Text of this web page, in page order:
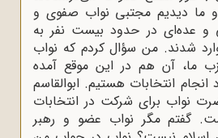
ما دیدیم مجتبی نواب صفوی و
و عده‌ای در حدود بیست نفر به
شدند. من سؤال کردم که نواب
ما، آن هم در این موقع آمده
انتخابات هستیم. ابوالقاسم
نواب برای شرکت در انتخابات
گفتم مگر نواب عضو و رهبر